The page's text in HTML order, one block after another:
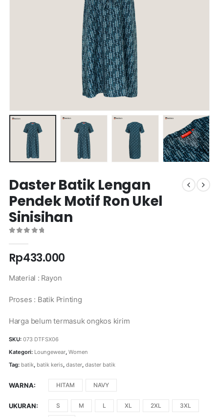
Daster Batik Lengan
Pendek Motif Ron Ukel
Sinisihan
Rp433.000
Material : Rayon
Proses : Batik Printing
Harga belum termasuk ongkos kirim
SKU: 073 DTFSX06
Kategori: Loungewear, Women
Tag: batik, batik keris, daster, daster batik
WARNA HITAM NAVY
UKURAN S M L XL 2XL 3XL